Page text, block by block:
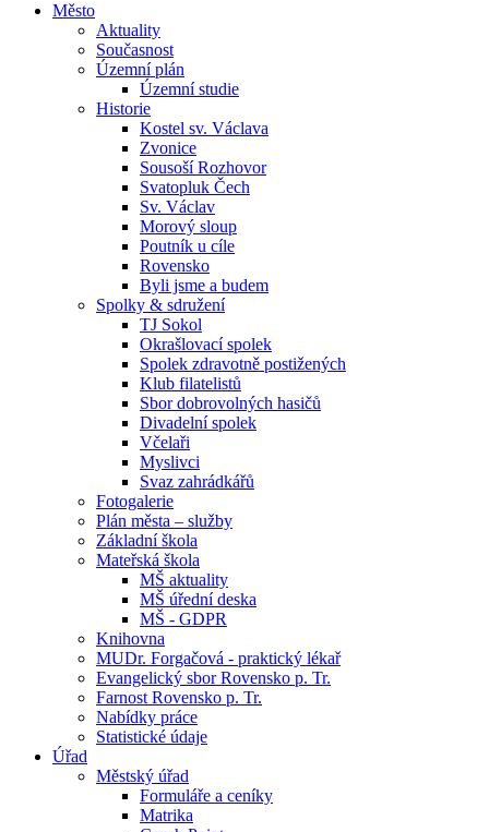
Město
Aktuality
Současnost
Územní plán
Územní studie
Historie
Kostel sv. Václava
Zvonice
Sousoší Rozhovor
Svatopluk Čech
Sv. Václav
Morový sloup
Poutník u cíle
Rovensko
Byli jsme a budem
Spolky & sdružení
TJ Sokol
Okrašlovací spolek
Spolek zdravotně postižených
Klub filatelistů
Sbor dobrovolných hasičů
Divadelní spolek
Včelaři
Myslivci
Svaz zahrádkářů
Fotogalerie
Plán města – služby
Základní škola
Mateřská škola
MŠ aktuality
MŠ úřední deska
MŠ - GDPR
Knihovna
MUDr. Forgačová - praktický lékař
Evangelický sbor Rovensko p. Tr.
Farnost Rovensko p. Tr.
Nabídky práce
Statistické údaje
Úřad
Městský úřad
Formuláře a ceníky
Matrika